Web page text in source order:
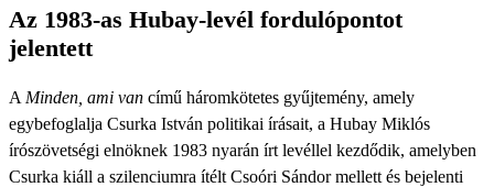
Az 1983-as Hubay-levél fordulópontot
jelentett
A Minden, ami van című háromkötetes gyűjtemény, amely
egybefoglalja Csurka István politikai írásait, a Hubay Miklós
írószövetségi elnöknek 1983 nyarán írt levéllel kezdődik, amelyben
Csurka kiáll a szilenciumra ítélt Csoóri Sándor mellett és bejelenti